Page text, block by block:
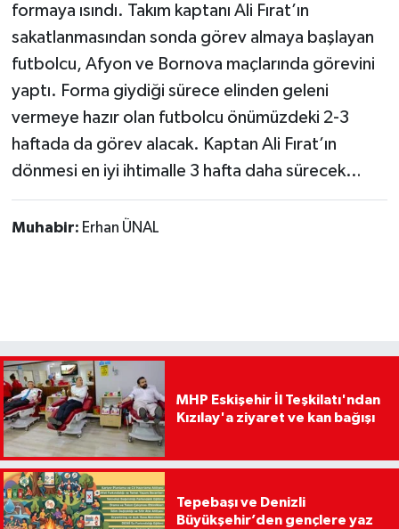
formaya ısındı. Takım kaptanı Ali Fırat’ın
sakatlanmasından sonda görev almaya başlayan
futbolcu, Afyon ve Bornova maçlarında görevini
yaptı. Forma giydiği sürece elinden geleni
vermeye hazır olan futbolcu önümüzdeki 2-3
haftada da görev alacak. Kaptan Ali Fırat’ın
dönmesi en iyi ihtimalle 3 hafta daha sürecek…
Muhabir: Erhan ÜNAL
MHP Eskişehir İl Teşkilatı'ndan
Kızılay'a ziyaret ve kan bağışı
Tepebaşı ve Denizli
Büyükşehir’den gençlere yaz